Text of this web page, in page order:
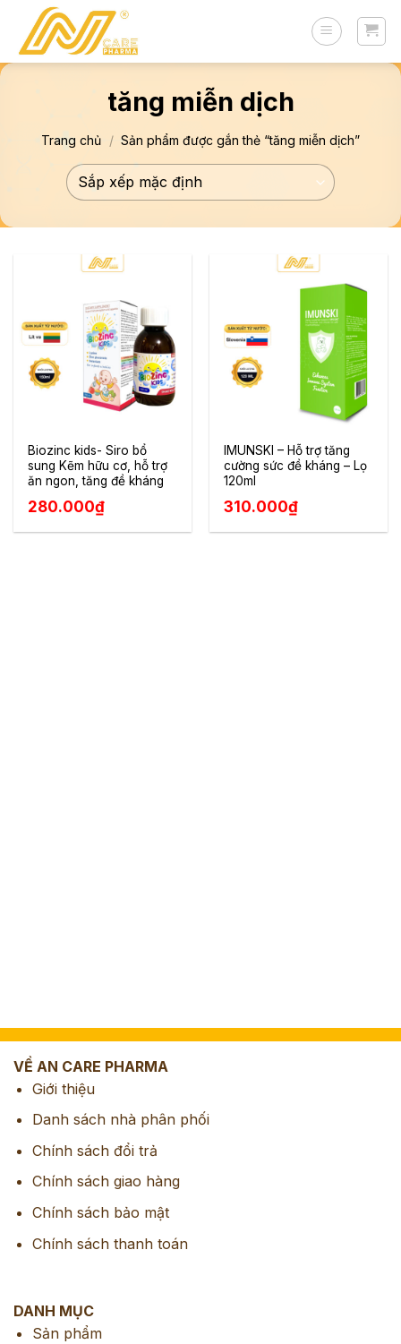
content
tăng miễn dịch
Trang chủ / Sản phẩm được gắn thẻ “tăng miễn dịch”
Biozinc kids- Siro bổ
sung Kẽm hữu cơ, hỗ trợ
ăn ngon, tăng đề kháng
280.000₫
IMUNSKI – Hỗ trợ tăng
cường sức đề kháng – Lọ
120ml
310.000₫
VỀ AN CARE PHARMA
Giới thiệu
Danh sách nhà phân phối
Chính sách đổi trả
Chính sách giao hàng
Chính sách bảo mật
Chính sách thanh toán
DANH MỤC
Sản phẩm